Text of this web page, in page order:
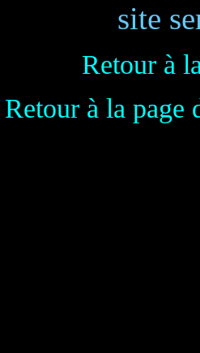
site
Retour à
Retour à la page